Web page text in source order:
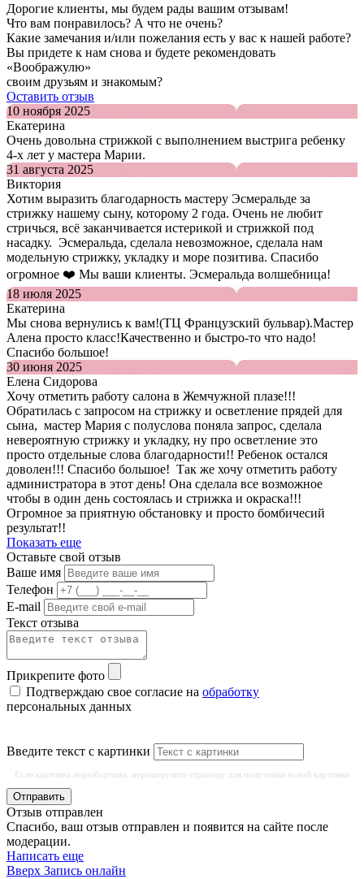
Дорогие клиенты, мы будем рады вашим отзывам!
Что вам понравилось? А что не очень?
Какие замечания и/или пожелания есть у вас к нашей работе?
Вы придете к нам снова и будете рекомендовать
«Воображулю»
своим друзьям и знакомым?
Оставить отзыв
10 ноября 2025
Екатерина
Очень довольна стрижкой с выполнением выстрига ребенку
4-х лет у мастера Марии.
31 августа 2025
Виктория
Хотим выразить благодарность мастеру Эсмеральде за
стрижку нашему сыну, которому 2 года. Очень не любит
стричься, всё заканчивается истерикой и стрижкой под
насадку. Эсмеральда, сделала невозможное, сделала нам
модельную стрижку, укладку и море позитива. Спасибо
огромное ❤️ Мы ваши клиенты. Эсмеральда волшебница!
18 июля 2025
Екатерина
Мы снова вернулись к вам!(ТЦ Французский бульвар).Мастер
Алена просто класс!Качественно и быстро-то что надо!
Спасибо большое!
30 июня 2025
Елена Сидорова
Хочу отметить работу салона в Жемчужной плазе!!!
Обратилась с запросом на стрижку и осветление прядей для
сына, мастер Мария с полуслова поняла запрос, сделала
невероятную стрижку и укладку, ну про осветление это
просто отдельные слова благодарности!! Ребенок остался
доволен!!! Спасибо большое! Так же хочу отметить работу
администратора в этот день! Она сделала все возможное
чтобы в один день состоялась и стрижка и окраска!!!
Огромное за приятную обстановку и просто бомбичесий
результат!!
Показать еще
Оставьте свой отзыв
Ваше имя
Телефон
E-mail
Текст отзыва
Прикрепите фото
Подтверждаю свое согласие на обработку
персональных данных
Введите текст с картинки
Если картинка неразборчива, перезагрузите страницу для получения новой картинки
Отправить
Отзыв отправлен
Спасибо, ваш отзыв отправлен и появится на сайте после
модерации.
Написать еще
Вверх Запись онлайн